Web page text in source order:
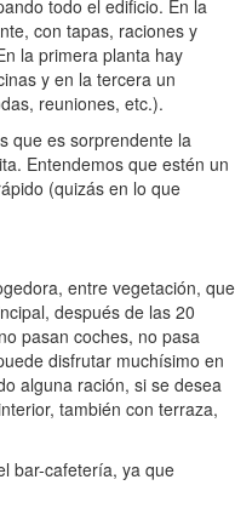
todo el edificio. En la
con tapas, raciones y
la primera planta hay
y en la tercera un
reuniones, etc.).
que es sorprendente la
Entendemos que estén un
(quizás en lo que
entre vegetación, que
después de las 20
pasan coches, no pasa
disfrutar muchísimo en
alguna ración, si se desea
también con terraza,
bar-cafetería, ya que